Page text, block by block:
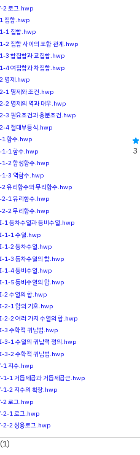
2 로그.hwp
집합.hwp
1 집합.hwp
2 집합 사이의 포함 관계.hwp
3 합집합과 교집합.hwp
4 여집합과 차집합.hwp
명제.hwp
1 명제와 조건.hwp
2 명제의 역과 대우.hwp
3 필요조건과 충분조건.hwp
4 절대부등식.hwp
1 함수.hwp
1-1 함수.hwp
2 합성함수.hwp
1-3 역함수.hwp
유리함수와 무리함수.hwp
1 유리함수.hwp
2 무리함수.hwp
등차수열과 등비수열.hwp
1-1 수열.hwp
1-2 등차수열.hwp
1-3 등차수열의 합.hwp
1-4 등비수열.hwp
1-5 등비수열의 합.hwp
2 수열의 합.hwp
2-1 합의 기호.hwp
2 여러 가지 수열의 합.hwp
3 수학적 귀납법.hwp
1 수열의 귀납적 정의.hwp
3-2 수학적 귀납법.hwp
1 지수.hwp
1 거듭제곱과 거듭제곱근.hwp
1-2 지수의 확장.hwp
2 로그.hwp
2-1 로그.hwp
2-2 상용로그.hwp
3
(1)